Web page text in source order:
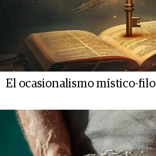
El ocasionalismo místico-